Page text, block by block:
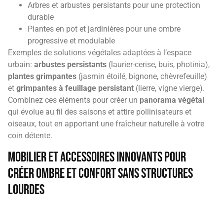
Arbres et arbustes persistants pour une protection
durable
Plantes en pot et jardinières pour une ombre
progressive et modulable
Exemples de solutions végétales adaptées à l’espace
urbain: arbustes persistants (laurier-cerise, buis, photinia),
plantes grimpantes (jasmin étoilé, bignone, chèvrefeuille)
et grimpantes à feuillage persistant (lierre, vigne vierge).
Combinez ces éléments pour créer un panorama végétal
qui évolue au fil des saisons et attire pollinisateurs et
oiseaux, tout en apportant une fraîcheur naturelle à votre
coin détente.
Mobilier et accessoires innovants pour
créer ombre et confort sans structures
lourdes